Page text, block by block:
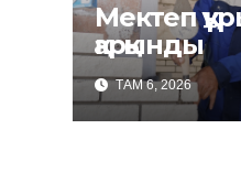
Мектеп
қарқынды
ТАМ 6, 2026